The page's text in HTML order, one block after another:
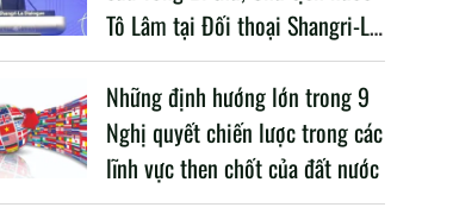
Tô Lâm tại Đối thoại Shangri-La
lần thứ 23
Những định hướng lớn trong 9
Nghị quyết chiến lược trong các
lĩnh vực then chốt của đất nước